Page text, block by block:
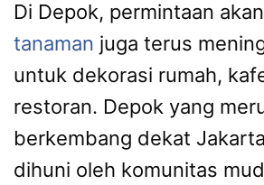
Di Depok, permintaan akan
tanaman juga terus
untuk dekorasi rumah,
restoran. Depok yang
berkembang dekat
dihuni oleh komunitas